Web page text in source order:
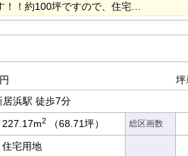
！！約100坪ですので、住宅…
坪
居浜駅 徒歩7分
227.17m2 （68.71坪） 総区画数
住宅用地